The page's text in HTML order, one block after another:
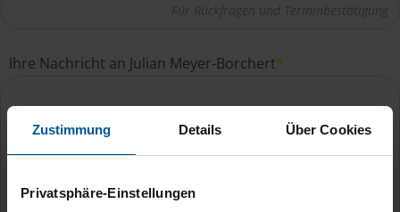
Zustimmung Details Über Cookies
Privatsphäre-Einstellungen
Ihre Nachricht an Julian Meyer-Borchert*